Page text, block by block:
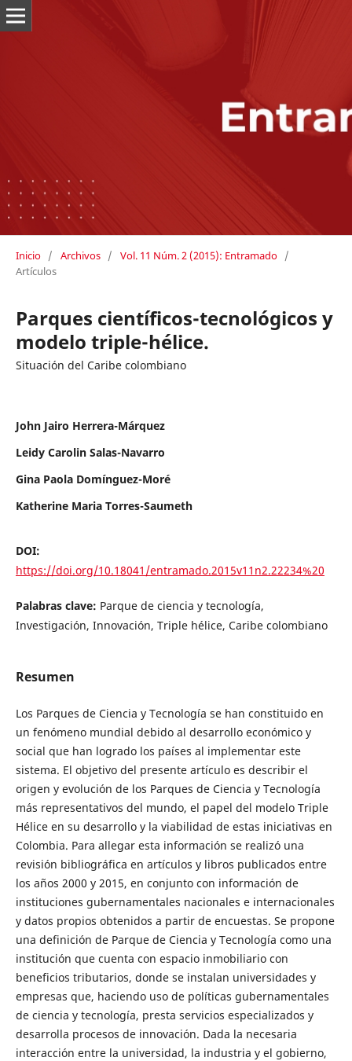
Inicio / Archivos / Vol. 11 Núm. 2 (2015): Entramado /
Artículos
Parques científicos-tecnológicos y
modelo triple-hélice.
Situación del Caribe colombiano
John Jairo Herrera-Márquez
Leidy Carolin Salas-Navarro
Gina Paola Domínguez-Moré
Katherine Maria Torres-Saumeth
DOI:
https://doi.org/10.18041/entramado.2015v11n2.22234%20
Palabras clave: Parque de ciencia y tecnología,
Investigación, Innovación, Triple hélice, Caribe colombiano
Resumen
Los Parques de Ciencia y Tecnología se han constituido en
un fenómeno mundial debido al desarrollo económico y
social que han logrado los países al implementar este
sistema. El objetivo del presente artículo es describir el
origen y evolución de los Parques de Ciencia y Tecnología
más representativos del mundo, el papel del modelo Triple
Hélice en su desarrollo y la viabilidad de estas iniciativas en
Colombia. Para allegar esta información se realizó una
revisión bibliográfica en artículos y libros publicados entre
los años 2000 y 2015, en conjunto con información de
instituciones gubernamentales nacionales e internacionales
y datos propios obtenidos a partir de encuestas. Se propone
una definición de Parque de Ciencia y Tecnología como una
institución que cuenta con espacio inmobiliario con
beneficios tributarios, donde se instalan universidades y
empresas que, haciendo uso de políticas gubernamentales
de ciencia y tecnología, presta servicios especializados y
desarrolla procesos de innovación. Dada la necesaria
interacción entre la universidad, la industria y el gobierno,